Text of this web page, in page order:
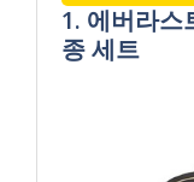
1. 에버라스
종 세트